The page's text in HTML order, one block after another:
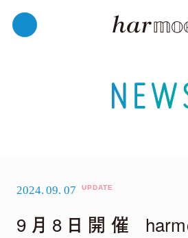
2024. 09. 07
9月8日開催